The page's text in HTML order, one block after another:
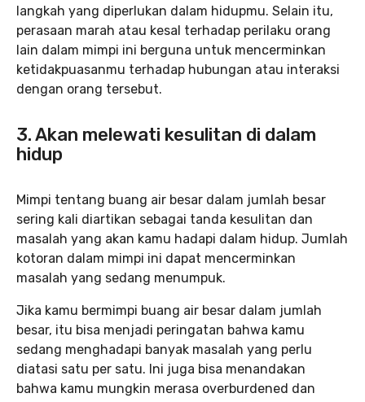
langkah yang diperlukan dalam hidupmu. Selain itu,
perasaan marah atau kesal terhadap perilaku orang
lain dalam mimpi ini berguna untuk mencerminkan
ketidakpuasanmu terhadap hubungan atau interaksi
dengan orang tersebut.
3. Akan melewati kesulitan di dalam
hidup
Mimpi tentang buang air besar dalam jumlah besar
sering kali diartikan sebagai tanda kesulitan dan
masalah yang akan kamu hadapi dalam hidup. Jumlah
kotoran dalam mimpi ini dapat mencerminkan
masalah yang sedang menumpuk.
Jika kamu bermimpi buang air besar dalam jumlah
besar, itu bisa menjadi peringatan bahwa kamu
sedang menghadapi banyak masalah yang perlu
diatasi satu per satu. Ini juga bisa menandakan
bahwa kamu mungkin merasa overburdened dan